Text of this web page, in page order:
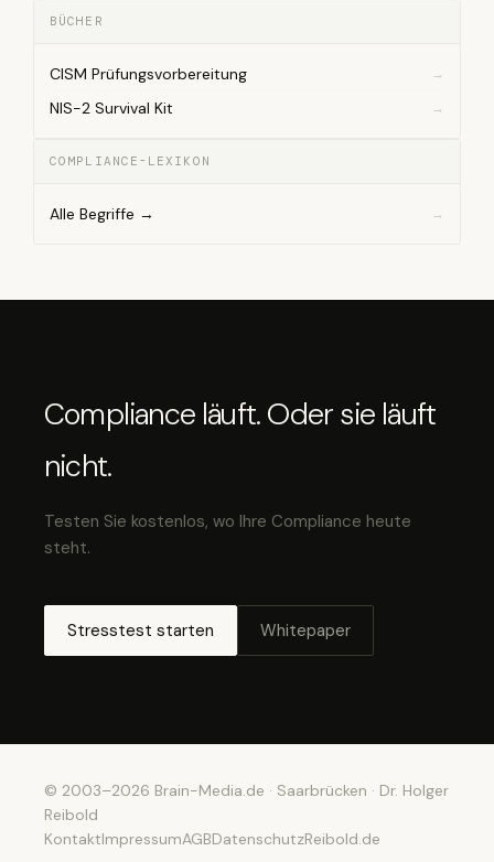
BÜCHER
CISM Prüfungsvorbereitung
NIS-2 Survival Kit
COMPLIANCE-LEXIKON
Alle Begriffe →
Compliance läuft. Oder sie läuft
nicht.
Testen Sie kostenlos, wo Ihre Compliance heute
steht.
Stresstest starten Whitepaper
© 2003–2026 Brain-Media.de · Saarbrücken · Dr. Holger
Reibold
KontaktImpressumAGBDatenschutzReibold.de